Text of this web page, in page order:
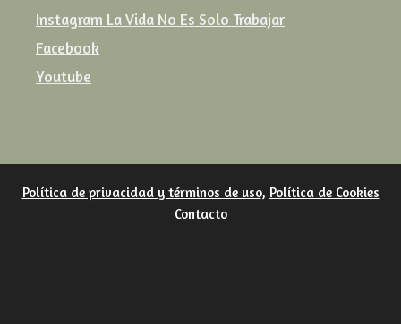
Instagram La Vida No Es Solo Trabajar
Facebook
Youtube
Política de privacidad y términos de uso, Política de Cookies
Contacto